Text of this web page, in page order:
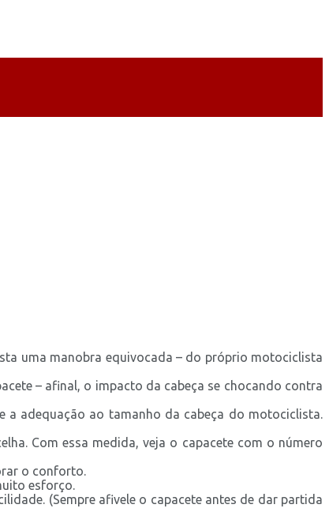
uma manobra equivocada – do próprio motociclista
– afinal, o impacto da cabeça se chocando contra
a adequação ao tamanho da cabeça do motociclista.
Com essa medida, veja o capacete com o número
o conforto.
esforço.
(Sempre afivele o capacete antes de dar partida